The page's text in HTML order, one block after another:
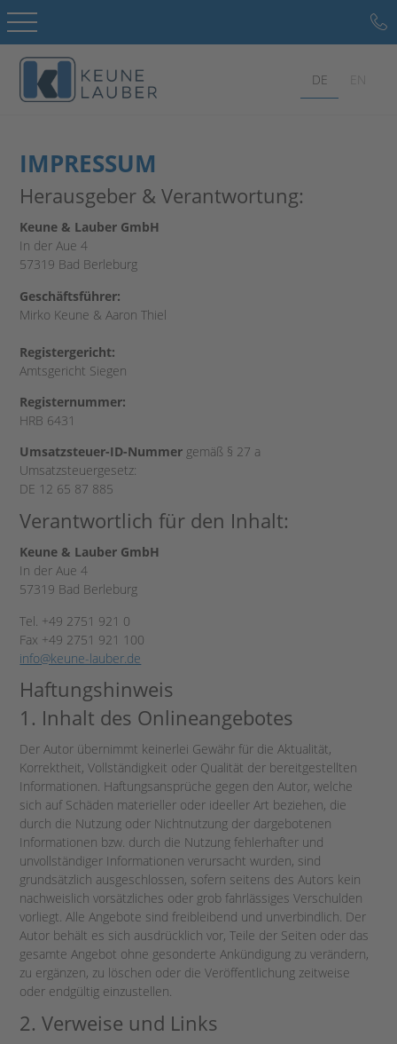
DE
IMPRESSUM
Herausgeber & Verantwortung:
Keune & Lauber GmbH
In der Aue 4
57319 Bad Berleburg
Geschäftsführer:
Mirko Keune & Aaron Thiel
Registergericht:
Amtsgericht Siegen
Registernummer:
HRB 6431
Umsatzsteuer-ID-Nummer gemäß § 27 a
Umsatzsteuergesetz:
DE 12 65 87 885
Verantwortlich für den Inhalt:
Keune & Lauber GmbH
In der Aue 4
57319 Bad Berleburg
Tel. +49 2751 921 0
Fax +49 2751 921 100
info@keune-lauber.de
Haftungshinweis
1. Inhalt des Onlineangebotes
Der Autor übernimmt keinerlei Gewähr für die Aktualität,
Korrektheit, Vollständigkeit oder Qualität der bereitgestellten
Informationen. Haftungsansprüche gegen den Autor, welche
sich auf Schäden materieller oder ideeller Art beziehen, die
durch die Nutzung oder Nichtnutzung der dargebotenen
Informationen bzw. durch die Nutzung fehlerhafter und
unvollständiger Informationen verursacht wurden, sind
grundsätzlich ausgeschlossen, sofern seitens des Autors kein
nachweislich vorsätzliches oder grob fahrlässiges Verschulden
vorliegt. Alle Angebote sind freibleibend und unverbindlich. Der
Autor behält es sich ausdrücklich vor, Teile der Seiten oder das
gesamte Angebot ohne gesonderte Ankündigung zu verändern,
zu ergänzen, zu löschen oder die Veröffentlichung zeitweise
oder endgültig einzustellen.
2. Verweise und Links